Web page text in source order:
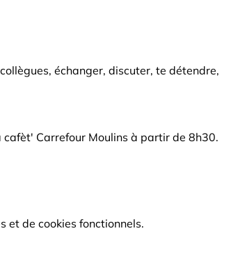
échanger, discuter, te détendre,
Carrefour Moulins à partir de 8h30.
et de cookies fonctionnels.